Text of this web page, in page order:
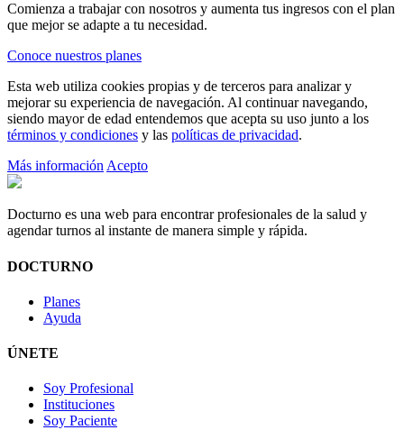
Comienza a trabajar con nosotros y aumenta tus ingresos con el plan
que mejor se adapte a tu necesidad.
Conoce nuestros planes
Esta web utiliza cookies propias y de terceros para analizar y
mejorar su experiencia de navegación. Al continuar navegando,
siendo mayor de edad entendemos que acepta su uso junto a los
términos y condiciones y las políticas de privacidad.
Más información Acepto
Docturno es una web para encontrar profesionales de la salud y
agendar turnos al instante de manera simple y rápida.
DOCTURNO
Planes
Ayuda
ÚNETE
Soy Profesional
Instituciones
Soy Paciente